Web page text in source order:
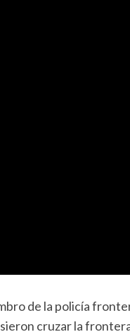
de la policía
cruzar la